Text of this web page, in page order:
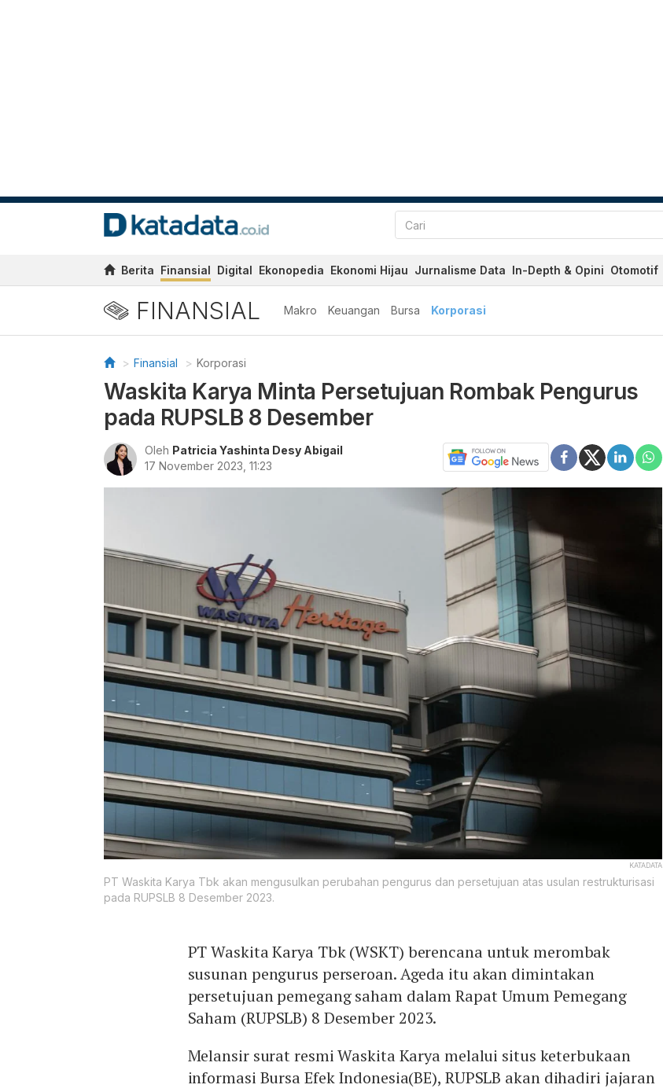
Berita Finansial Digital Ekonopedia Ekonomi Hijau Jurnalisme Data In-Depth & Opini Otomotif
FINANSIAL Makro Keuangan Bursa Korporasi
Finansial Korporasi
Waskita Karya Minta Persetujuan Rombak Pengurus
pada RUPSLB 8 Desember
Oleh Patricia Yashinta Desy Abigail
17 November 2023, 11:23
KATADATA
PT Waskita Karya Tbk akan mengusulkan perubahan pengurus dan persetujuan atas usulan restrukturisasi
pada RUPSLB 8 Desember 2023.
PT Waskita Karya Tbk (WSKT) berencana untuk merombak
susunan pengurus perseroan. Ageda itu akan dimintakan
persetujuan pemegang saham dalam Rapat Umum Pemegang
Saham (RUPSLB) 8 Desember 2023.
Melansir surat resmi Waskita Karya melalui situs keterbukaan
informasi Bursa Efek Indonesia(BE), RUPSLB akan dihadiri jajaran